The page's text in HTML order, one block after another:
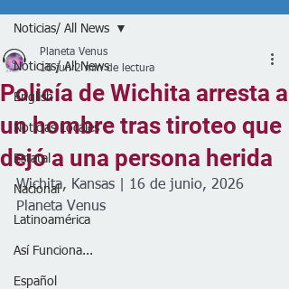
Noticias/ All News
English
Noticias Locales
Estatal
Nacional
Latinoamérica
Así Funciona...
Español
Noticias/ All News
Policía de Wichita arresta a
un hombre tras tiroteo que
dejó a una persona herida
Planeta Venus
16 jun 2 min de lectura
Wichita, Kansas | 16 de junio, 2026
Planeta Venus